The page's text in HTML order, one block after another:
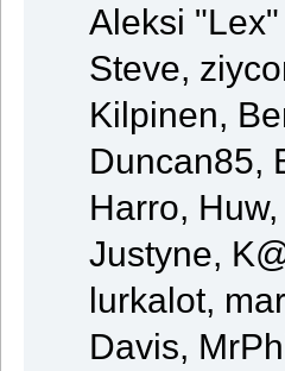
Aleksi
Steve,
Kilpinen,
Duncan85,
Harro,
Justyne,
lurkalot,
Davis,